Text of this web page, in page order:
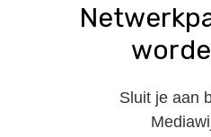
Sluit je aan